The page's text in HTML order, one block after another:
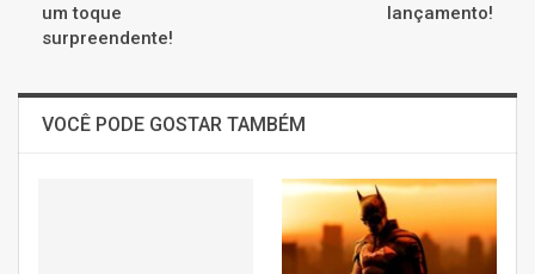
um toque
surpreendente!
lançamento!
VOCÊ PODE GOSTAR TAMBÉM